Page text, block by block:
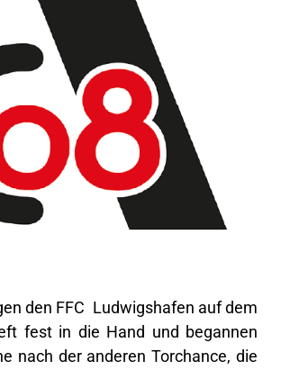
den FFC Ludwigshafen auf dem
fest in die Hand und begannen
nach der anderen Torchance, die